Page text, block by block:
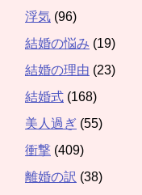
浮気 (96)
結婚の悩み (19)
結婚の理由 (23)
結婚式 (168)
美人過ぎ (55)
衝撃 (409)
離婚の訳 (38)